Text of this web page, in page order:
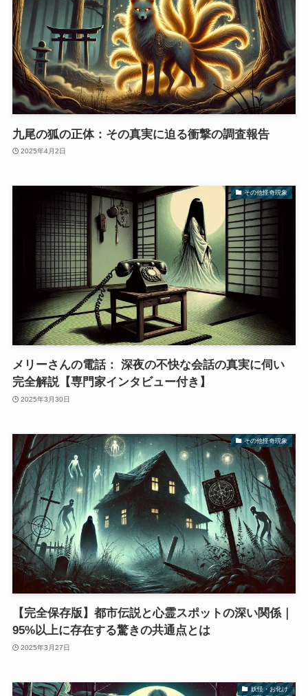
九尾の狐の正体：その真実に迫る衝撃の調査報告
2025年4月2日
その他怪奇現象
メリーさんの電話： 深夜の不快な会話の真実に伺い
完全解説【専門家インタビュー付き】
2025年3月30日
その他怪奇現象
【完全保存版】都市伝説と心霊スポットの深い関係｜
95%以上に存在する驚きの共通点とは
2025年3月27日
妖怪・お化け